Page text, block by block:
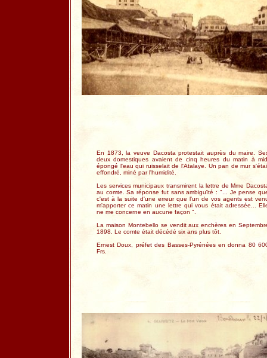
En 1873, la veuve Dacosta protestait auprès du maire.
deux domestiques avaient de cinq heures du matin à
épongé l'eau qui ruisselait de l'Atalaye. Un pan de mur
effondré, miné par l'humidité.
Les services municipaux transmirent la lettre de Mme
au comte. Sa réponse fut sans ambiguïté : "... Je pense
c'est à la suite d'une erreur que l'un de vos agents est
m'apporter ce matin une lettre qui vous était adressée...
ne me concerne en aucune façon ".
La maison Montebello se vendit aux enchères en
1898. Le comte était décédé six ans plus tôt.
Ernest Doux, préfet des Basses-Pyrénées en donna 80
Frs.